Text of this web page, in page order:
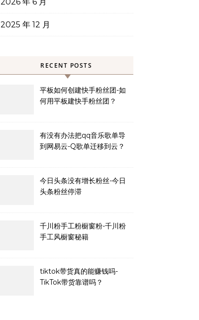
2025 年 12 月
RECENT POSTS
平板如何创建快手粉丝团-如
何用平板建快手粉丝团？
有没有办法把qq音乐歌单导
到网易云-Q歌单迁移到云？
今日头条没有增长粉丝-今日
头条粉丝停滞
千川粉手工粉橱窗粉-千川粉
手工风橱窗秘籍
tiktok带货真的能赚钱吗-
TikTok带货靠谱吗？